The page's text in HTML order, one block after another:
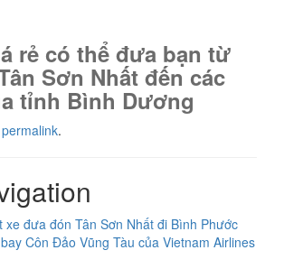
rẻ có thể đưa bạn từ
Sơn Nhất đến các
tỉnh Bình Dương
permalink.
xe đưa đón Tân Sơn Nhất đi Bình Phước
Côn Đảo Vũng Tàu của Vietnam Airlines